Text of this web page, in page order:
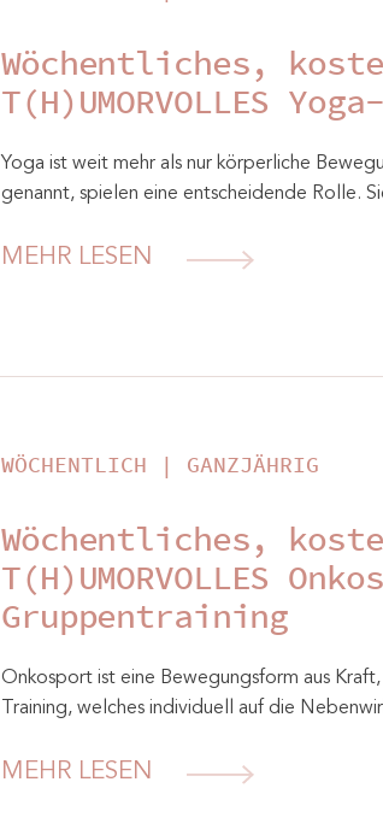
Wöchentliches,
T(H)UMORVOLLES
Yoga ist weit mehr als nur körperliche
genannt, spielen eine entscheidende Rolle.
MEHR LESEN
WÖCHENTLICH | GANZJÄHRIG
Wöchentliches,
T(H)UMORVOLLES
Gruppentraining
Onkosport ist eine Bewegungsform aus
Training, welches individuell auf die
MEHR LESEN